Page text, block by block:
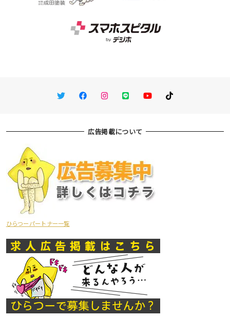
TwitterFacebookInstagram
LINE You TubeTikTok
広告掲載について
ひらつーパートナー一覧